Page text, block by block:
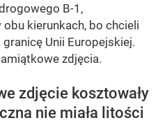
B-1,
kierunkach, bo chcieli
Unii Europejskiej.
zdjęcia.
zdjęcie kosztowały
nie miała litości